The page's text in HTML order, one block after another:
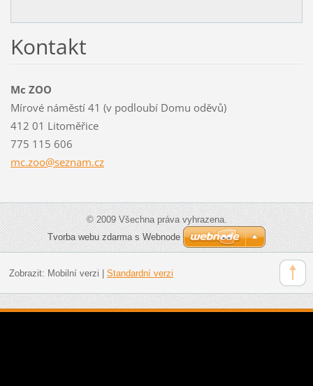
Kontakt
Mc ZOO
Mírové náměstí 41 (v podloubí Domu oděvů)
412 01 Litoměřice
775 115 606
mc.zoo@seznam.cz
© 2009 Všechna práva vyhrazena.
Tvorba webu zdarma s Webnode
Zobrazit: Mobilní verzi Standardní verzi